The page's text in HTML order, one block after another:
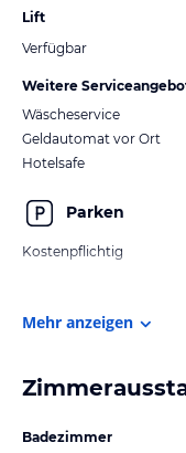
Lift
Verfügbar
Weitere
Wäscheservice
Geldautomat vor Ort
Hotelsafe
Parken
Kostenpflichtig
Mehr anzeigen
Badezimmer